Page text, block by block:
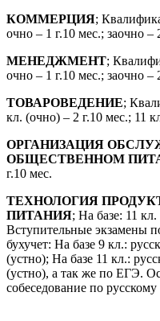
КОММЕРЦИЯ;
очно – 1 г.10 мес.; заочно –
МЕНЕДЖМЕНТ;
очно – 1 г.10 мес.; заочно –
ТОВАРОВЕДЕНИЕ;
кл. (очно) – 2 г.10 мес.; 11
ОРГАНИЗАЦИЯ
ОБЩЕСТВЕННОМ
г.10 мес.
ТЕХНОЛОГИЯ
ПИТАНИЯ; На базе: 11
Вступительные экзамены
бухучет: На базе 9 кл.:
(устно); На базе 11 кл.:
(устно), а так же по ЕГЭ.
собеседование по